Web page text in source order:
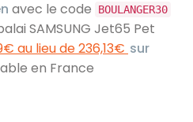
avec le code BOULANGER30
SAMSUNG Jet65 Pet
au lieu de 236,13€ sur
en France